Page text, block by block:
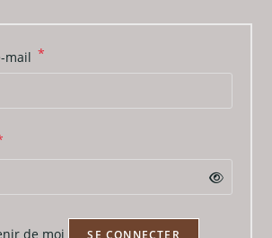
mail *
de moi SE CONNECTER